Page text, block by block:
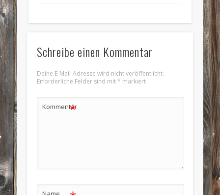
Schreibe einen Kommentar
Deine E-Mail-Adresse wird nicht veröffentlicht.
Erforderliche Felder sind mit* markiert
Kommentar
*